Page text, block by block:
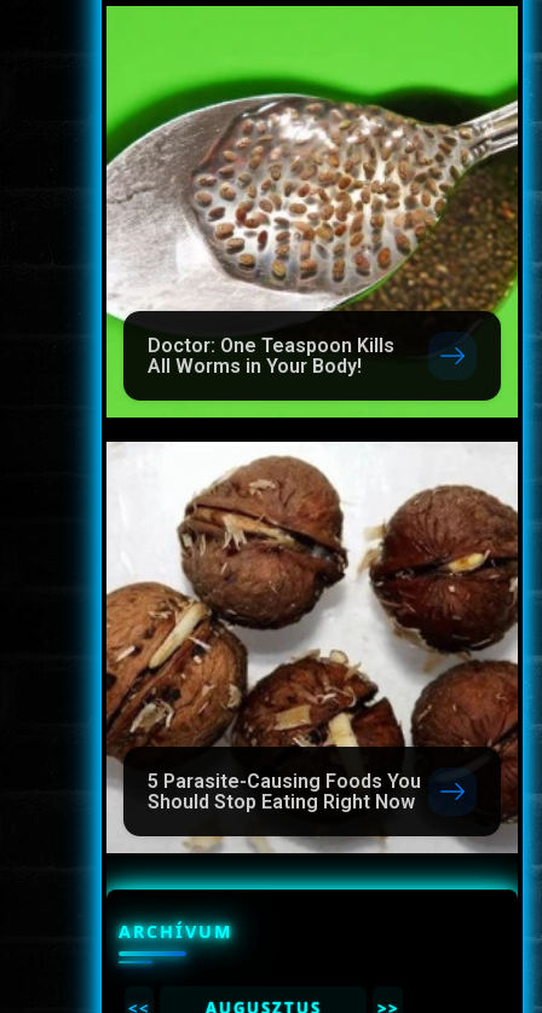
Doctor: One Teaspoon Kills
All Worms in Your Body!
5 Parasite-Causing Foods You
Should Stop Eating Right Now
ARCHÍVUM
<< AUGUSZTUS >>